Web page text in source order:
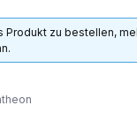
Produkt zu bestellen,